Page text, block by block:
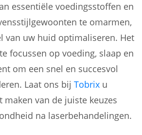
essentiële voedingsstoffen en
te omarmen,
van uw huid optimaliseren. Het
focussen op voeding, slaap en
om een snel en succesvol
Laat ons bij Tobrix u
maken van de juiste keuzes
na laserbehandelingen.